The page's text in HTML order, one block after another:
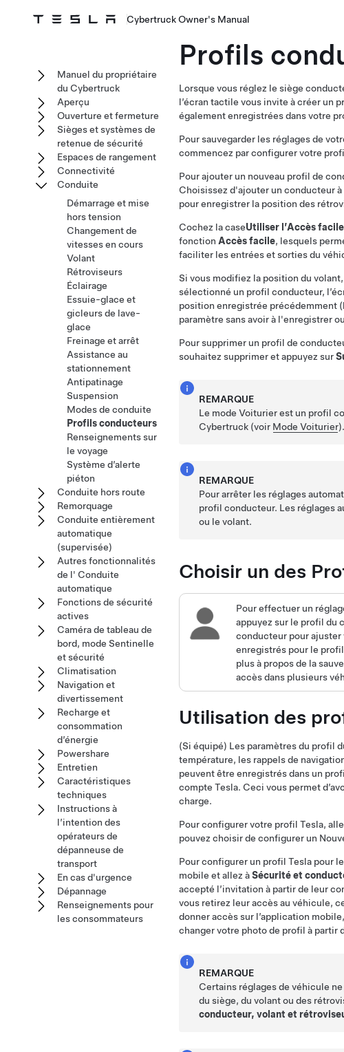
Cybertruck Owner's Manual
Profils
Lorsque vous réglez le siège
l’écran tactile vous invite à créer un
également enregistrées dans votre
Pour sauvegarder les réglages de
commencez par configurer votre
Pour ajouter un nouveau profil de
Choisissez d'ajouter un conducteur
pour enregistrer la position des
Cochez la caseUtiliser l’Accès facile
fonction Accès facile, lesquels
faciliter les entrées et sorties du
Si vous modifiez la position du volant
sélectionné un profil conducteur,
position enregistrée précédemment
paramètre sans avoir à l'enregistrer
Pour supprimer un profil de
souhaitez supprimer et appuyez sur
REMARQUE
Le mode Voiturier est un profil
Cybertruck (voir Mode Voiturier).
REMARQUE
Pour arrêter les réglages
profil conducteur. Les réglages
ou levolant.
Choisir un des
Pour effectuer un
appuyez sur le profil du
conducteur pour ajuster
enregistrés pour le
plus à propos de la
accès dans plusieurs
Utilisation des
(Si équipé) Les paramètres du profil
température, les rappels de
peuvent être enregistrés dans un
compte Tesla. Ceci vous permet
charge.
Pour configurer votre profil Tesla,
pouvez choisir de configurer un
Pour configurer un profil Tesla pour
mobile et allez àSécurité et
accepté l’invitation à partir de leur
vous retirez leur accès au véhicule,
donner accès sur l’application
changer votre photo de profil à partir
REMARQUE
Certains réglages de véhicule
du siège, du volant ou des
conducteur, volant et
Manuel du propriétaire
du Cybertruck
Aperçu
Ouverture et fermeture
Sièges et systèmes de
retenue de sécurité
Espaces de rangement
Connectivité
Conduite
Démarrage et mise
hors tension
Changement de
vitesses en cours
Volant
Rétroviseurs
Éclairage
Essuie-glace et
gicleurs de lave-
glace
Freinage et arrêt
Assistance au
stationnement
Antipatinage
Suspension
Modes de conduite
Profils conducteurs
Renseignements sur
le voyage
Système d’alerte
piéton
Conduite hors route
Remorquage
Conduite entièrement
automatique
(supervisée)
Autres fonctionnalités
de l' Conduite
automatique
Fonctions de sécurité
actives
Caméra de tableau de
bord, mode Sentinelle
et sécurité
Climatisation
Navigation et
divertissement
Recharge et
consommation
d’énergie
Powershare
Entretien
Caractéristiques
techniques
Instructions à
l’intention des
opérateurs de
dépanneuse de
transport
En cas d'urgence
Dépannage
Renseignements pour
les consommateurs